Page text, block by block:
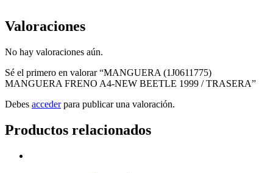
Valoraciones
No hay valoraciones aún.
Sé el primero en valorar “MANGUERA (1J0611775)
MANGUERA FRENO A4-NEW BEETLE 1999 / TRASERA”
Debes accederpara publicar una valoración.
Productos relacionados